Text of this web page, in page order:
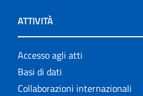
ATTIVITÀ
Accesso agli atti
Basi di dati
Collaborazioni internazionali